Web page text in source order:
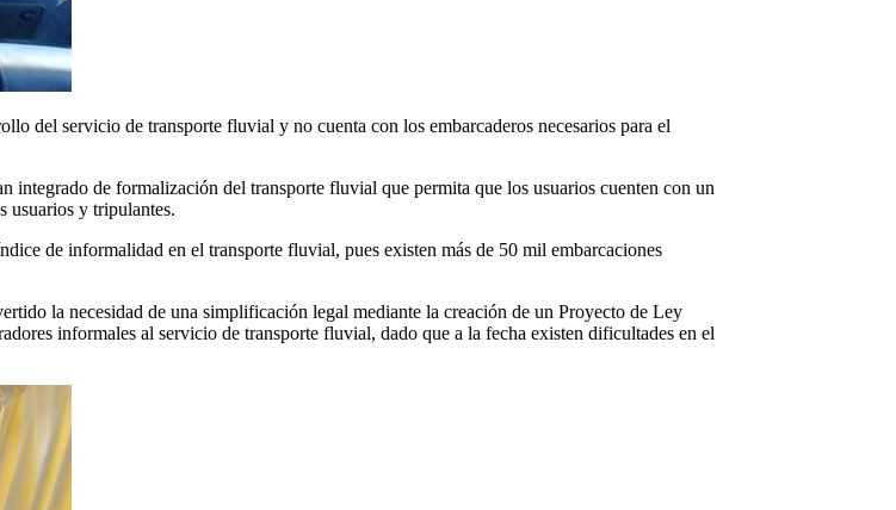
del servicio de transporte fluvial y no cuenta con los embarcaderos necesarios para el
integrado de formalización del transporte fluvial que permita que los usuarios cuenten con un
usuarios y tripulantes.
de informalidad en el transporte fluvial, pues existen más de 50 mil embarcaciones
la necesidad de una simplificación legal mediante la creación de un Proyecto de Ley
informales al servicio de transporte fluvial, dado que a la fecha existen dificultades en el